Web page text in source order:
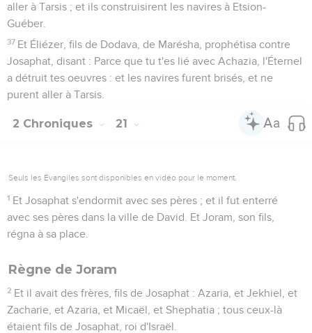
aller à Tarsis ; et ils construisirent les navires à Etsion-
Guéber.
37 Et Éliézer, fils de Dodava, de Marésha, prophétisa contre
Josaphat, disant : Parce que tu t'es lié avec Achazia, l'Éternel
a détruit tes oeuvres : et les navires furent brisés, et ne
purent aller à Tarsis.
2 Chroniques 21
Seuls les Évangiles sont disponibles en vidéo pour le moment.
1 Et Josaphat s'endormit avec ses pères ; et il fut enterré
avec ses pères dans la ville de David. Et Joram, son fils,
régna à sa place.
Règne de Joram
2 Et il avait des frères, fils de Josaphat : Azaria, et Jekhiel, et
Zacharie, et Azaria, et Micaël, et Shephatia ; tous ceux-là
étaient fils de Josaphat, roi d'Israël.